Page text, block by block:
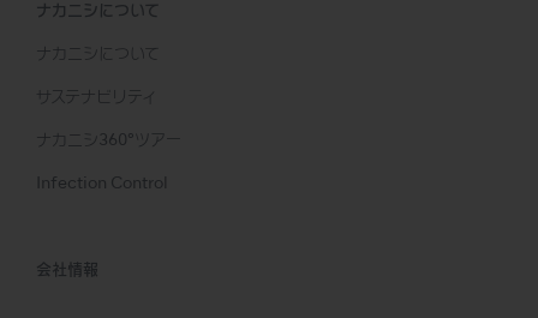
ナカニシについて
ナカニシについて
サステナビリティ
ナカニシ360°ツアー
Infection Control
会社情報